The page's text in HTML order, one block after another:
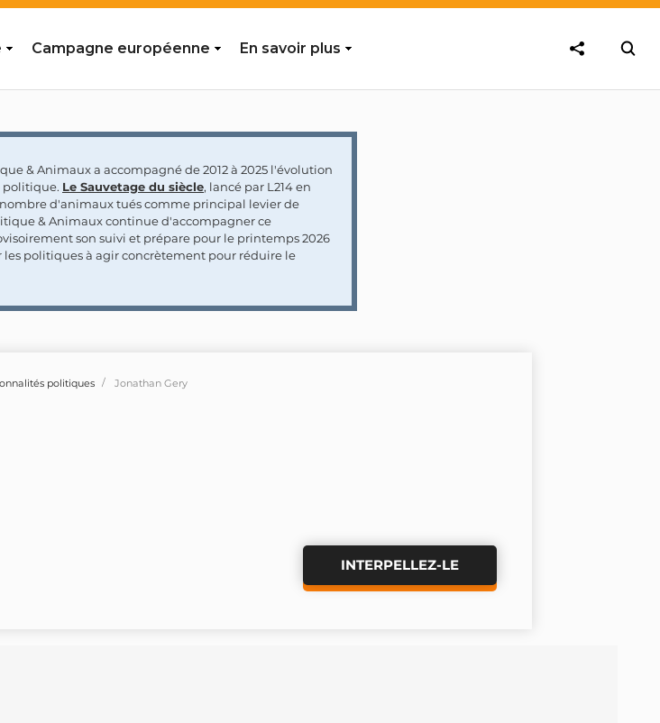
Campagne européenne En savoir plus
& Animaux a accompagné de 2012 à 2025 l'évolution
politique. Le Sauvetage du siècle, lancé par L214 en
d'animaux tués comme principal levier de
& Animaux continue d'accompagner ce
son suivi et prépare pour le printemps 2026
politiques à agir concrètement pour réduire le
politiques Jonathan Gery
INTERPELLEZ-LE